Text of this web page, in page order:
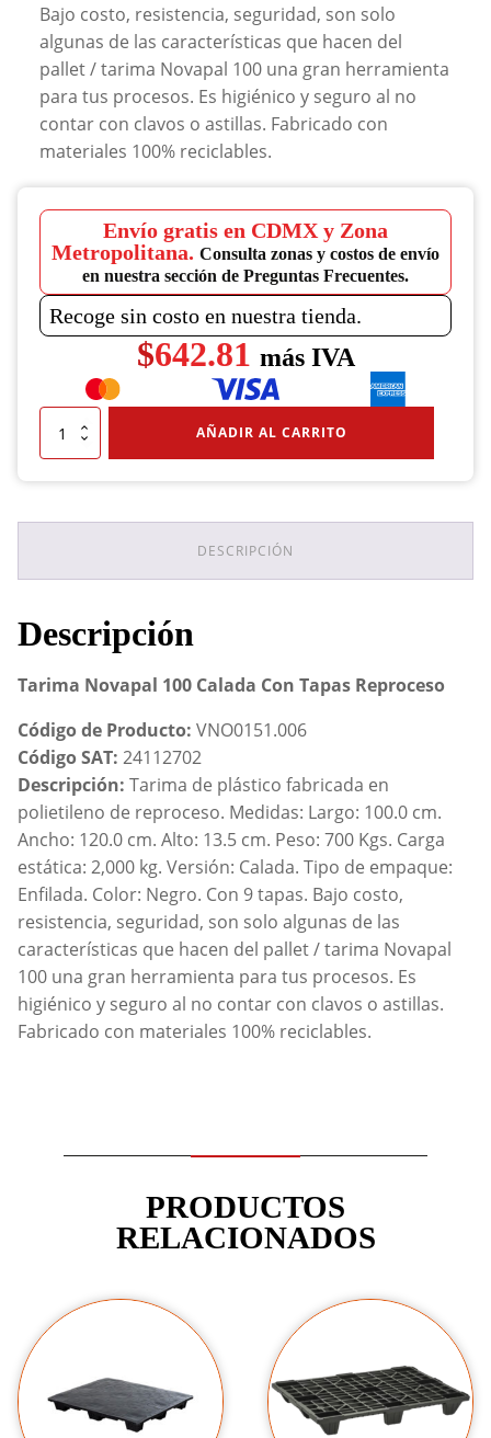
Bajo costo, resistencia, seguridad, son solo
algunas de las características que hacen del
pallet / tarima Novapal 100 una gran herramienta
para tus procesos. Es higiénico y seguro al no
contar con clavos o astillas. Fabricado con
materiales 100% reciclables.
Envío gratis en CDMX y Zona
Metropolitana. Consulta zonas y costos de envío
en nuestra sección de Preguntas Frecuentes.
Recoge sin costo en nuestra tienda.
$642.81 más IVA
Tarima
Novapal
Calada
AÑADIR AL CARRITO
DESCRIPCIÓN
Descripción
Tarima Novapal 100 Calada Con Tapas Reproceso
Código de Producto: VNO0151.006
Código SAT: 24112702
Descripción: Tarima de plástico fabricada en
polietileno de reproceso. Medidas: Largo: 100.0 cm.
Ancho: 120.0 cm. Alto: 13.5 cm. Peso: 700 Kgs. Carga
estática: 2,000 kg. Versión: Calada. Tipo de empaque:
Enfilada. Color: Negro. Con 9 tapas. Bajo costo,
resistencia, seguridad, son solo algunas de las
características que hacen del pallet / tarima Novapal
100 una gran herramienta para tus procesos. Es
higiénico y seguro al no contar con clavos o astillas.
Fabricado con materiales 100% reciclables.
PRODUCTOS
RELACIONADOS